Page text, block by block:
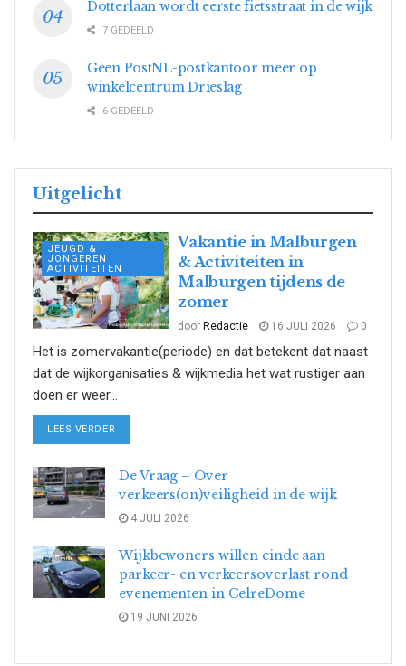
Dotterlaan wordt eerste fietsstraat in de wijk
7 GEDEELD
Geen PostNL-postkantoor meer op
winkelcentrum Drieslag
6 GEDEELD
Uitgelicht
JEUGD &
JONGEREN
ACTIVITEITEN
Vakantie in Malburgen
& Activiteiten in
Malburgen tijdens de
zomer
door Redactie 16 JULI 2026 0
Het is zomervakantie(periode) en dat betekent dat naast
dat de wijkorganisaties & wijkmedia het wat rustiger aan
doen er weer...
LEES VERDER
De Vraag – Over
verkeers(on)veiligheid in de wijk
4 JULI 2026
Wijkbewoners willen einde aan
parkeer- en verkeersoverlast rond
evenementen in GelreDome
19 JUNI 2026